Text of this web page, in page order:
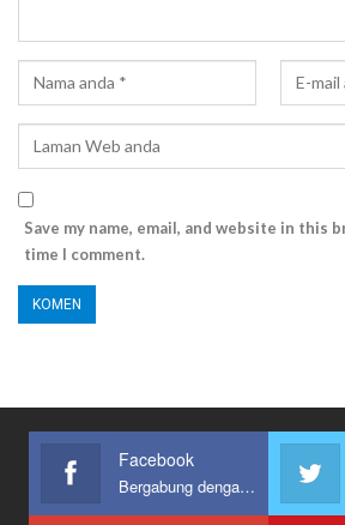
Save my name, email, and website in this
time I comment.
Facebook
Bergabung dengan kami